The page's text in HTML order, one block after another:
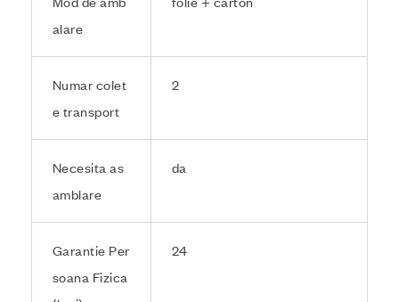
alare
Numar colet
e transport
2
Necesita as
amblare
da
Garantie Per
soana Fizica
24